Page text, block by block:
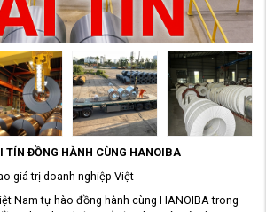
TÍN ĐỒNG HÀNH CÙNG HANOIBA
giá trị doanh nghiệp Việt
Nam tự hào đồng hành cùng HANOIBA trong